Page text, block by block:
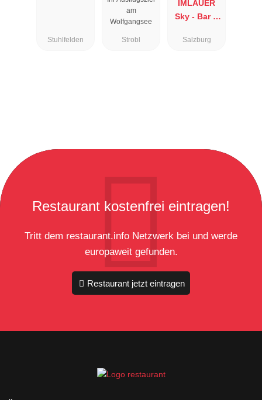
Stuhlfelden
am
Wolfgangsee
Strobl
IMLAUER
Sky - Bar &
Salzburg
Restaurant kostenfrei eintragen!
Tritt dem restaurant.info Netzwerk bei und werde
europaweit gefunden.
Restaurant jetzt eintragen